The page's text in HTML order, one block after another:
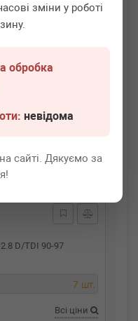
зміни у роботі
обробка
невідома
сайті. Дякуємо за
D/TDI 90-97
7 шт.
Всі ціни